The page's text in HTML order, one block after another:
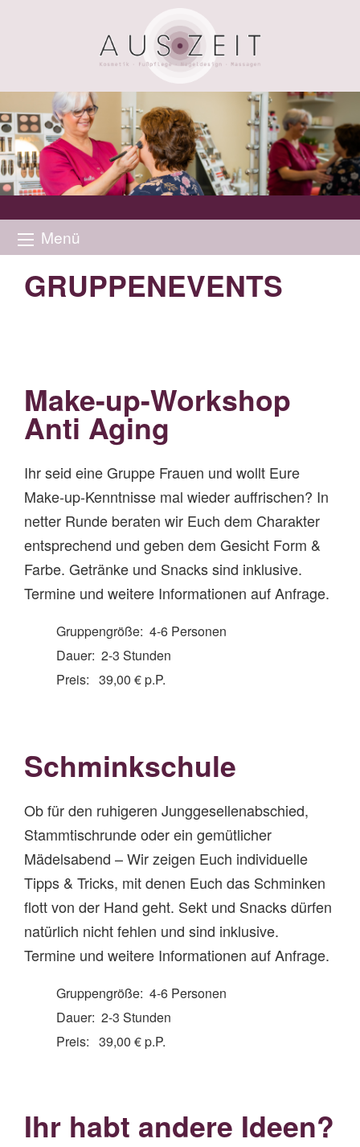
Menü
GRUPPENEVENTS
Make-up-Workshop
Anti Aging
Ihr seid eine Gruppe Frauen und wollt Eure
Make-up-Kenntnisse mal wieder auffrischen? In
netter Runde beraten wir Euch dem Charakter
entsprechend und geben dem Gesicht Form &
Farbe. Getränke und Snacks sind inklusive.
Termine und weitere Informationen auf Anfrage.
Gruppengröße: 4-6 Personen
Dauer: 2-3 Stunden
Preis: 39,00 € p.P.
Schminkschule
Ob für den ruhigeren Junggesellenabschied,
Stammtischrunde oder ein gemütlicher
Mädelsabend – Wir zeigen Euch individuelle
Tipps & Tricks, mit denen Euch das Schminken
flott von der Hand geht. Sekt und Snacks dürfen
natürlich nicht fehlen und sind inklusive.
Termine und weitere Informationen auf Anfrage.
Gruppengröße: 4-6 Personen
Dauer: 2-3 Stunden
Preis: 39,00 € p.P.
Ihr habt andere Ideen?